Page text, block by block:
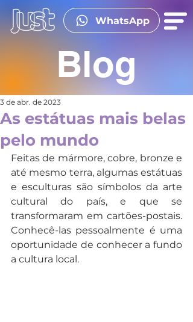
WhatsApp
Blog
As estátuas mais belas
pelo mundo
3 de abr. de 2023
Feitas de mármore, cobre, bronze e
até mesmo terra, algumas estátuas
e esculturas são símbolos da arte
cultural do país, e que se
transformaram em cartões-postais.
Conhecê-las pessoalmente é uma
oportunidade de conhecer a fundo
a cultura local.